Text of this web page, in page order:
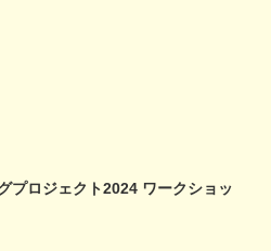
プロジェクト2024 ワークショッ